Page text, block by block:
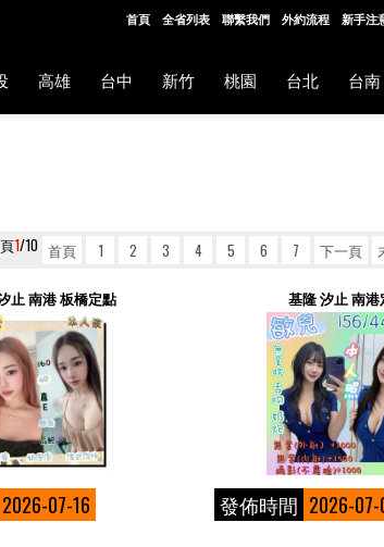
首頁 全省列表 聯繫我們 外約流程 新手注
高雄 台中 新竹 桃園 台北 台南
1/10 首頁 1 2 3 4 5 6 7 下一頁
止 南港 板橋定點
2026-07-16
基隆 汐止 南港
發佈時間 2026-